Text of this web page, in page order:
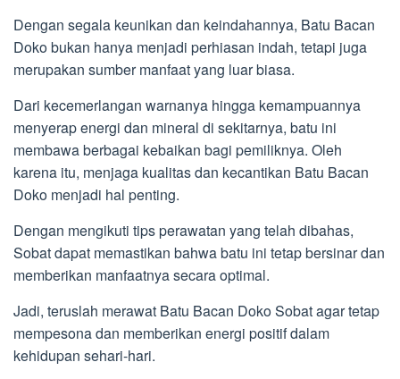
Dengan segala keunikan dan keindahannya, Batu Bacan
Doko bukan hanya menjadi perhiasan indah, tetapi juga
merupakan sumber manfaat yang luar biasa.
Dari kecemerlangan warnanya hingga kemampuannya
menyerap energi dan mineral di sekitarnya, batu ini
membawa berbagai kebaikan bagi pemiliknya. Oleh
karena itu, menjaga kualitas dan kecantikan Batu Bacan
Doko menjadi hal penting.
Dengan mengikuti tips perawatan yang telah dibahas,
Sobat dapat memastikan bahwa batu ini tetap bersinar dan
memberikan manfaatnya secara optimal.
Jadi, teruslah merawat Batu Bacan Doko Sobat agar tetap
mempesona dan memberikan energi positif dalam
kehidupan sehari-hari.